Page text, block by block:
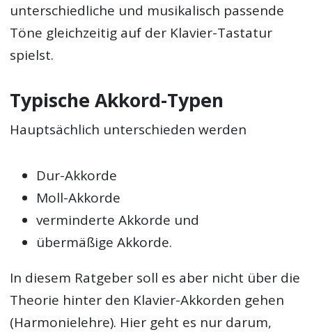
unterschiedliche und musikalisch passende
Töne gleichzeitig auf der Klavier-Tastatur
spielst.
Typische Akkord-Typen
Hauptsächlich unterschieden werden
Dur-Akkorde
Moll-Akkorde
verminderte Akkorde und
übermäßige Akkorde.
In diesem Ratgeber soll es aber nicht über die
Theorie hinter den Klavier-Akkorden gehen
(Harmonielehre). Hier geht es nur darum,